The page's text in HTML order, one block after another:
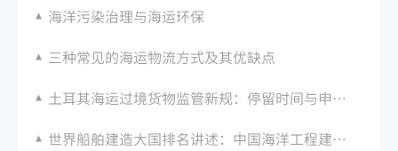
海洋污染治理与海运环保
三种常见的海运物流方式及其优缺点
土耳其海运过境货物监管新规：停留时间与申报要求
世界船舶建造大国排名讲述：中国海洋工程建造能力仍排名第一